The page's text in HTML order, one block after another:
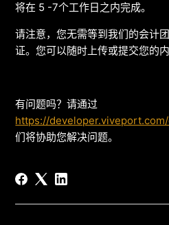
将在 5 -7个工作日之内完成。
请注意，您无需等到我们的会计
证。您可以随时上传或提交您的内
有问题吗？请通过
https://
们将协助您解决问题。